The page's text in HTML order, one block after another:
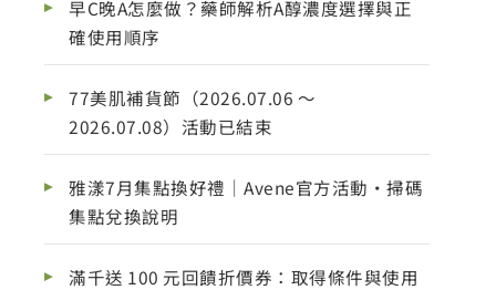
早C晚A怎麼做？藥師解析A醇濃度選擇與正
確使用順序
77美肌補貨節（2026.07.06 ～
2026.07.08）活動已結束
雅漾7月集點換好禮｜Avene官方活動・掃碼
集點兌換說明
滿千送 100 元回饋折價券：取得條件與使用